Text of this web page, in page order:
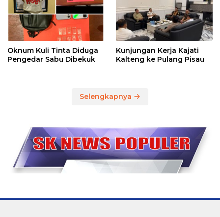
Oknum Kuli Tinta Diduga
Pengedar Sabu Dibekuk
Kunjungan Kerja Kajati
Kalteng ke Pulang Pisau
Selengkapnya